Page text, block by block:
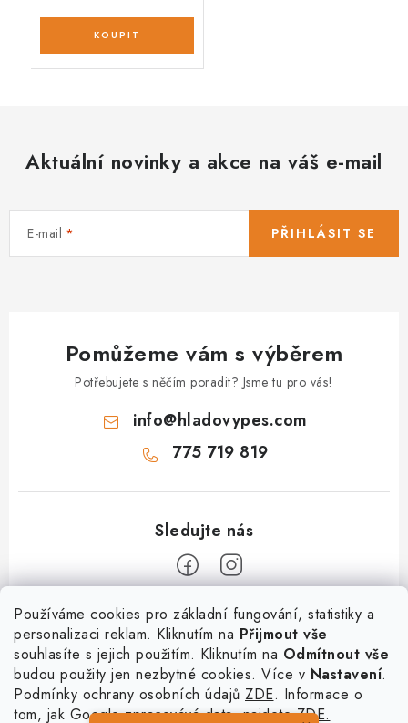
Používáme cookies pro základní fungování, statistiky a
personalizaci reklam. Kliknutím na Přijmout vše
souhlasíte s jejich použitím. Kliknutím na Odmítnout vše
budou použity jen nezbytné cookies. Více v Nastavení.
Podmínky ochrany osobních údajů ZDE. Informace o
tom, jak Google zpracovává data, najdeteZDE.
Aktuální novinky a akce na váš e-mail
E-mail PŘIHLÁSIT SE
Pomůžeme vám s výběrem
Potřebujete s něčím poradit? Jsme tu pro vás!
info@hladovypes.com
775 719 819
Informace
O nás
Služby